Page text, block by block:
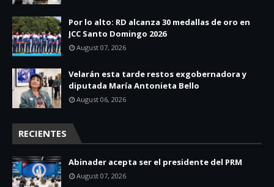
Por lo alto: RD alcanza 30 medallas de oro en
JCC Santo Domingo 2026
August 07, 2026
Velarán esta tarde restos exgobernadora y
diputada María Antonieta Bello
August 06, 2026
RECIENTES
Abinader acepta ser el presidente del PRM
August 07, 2026